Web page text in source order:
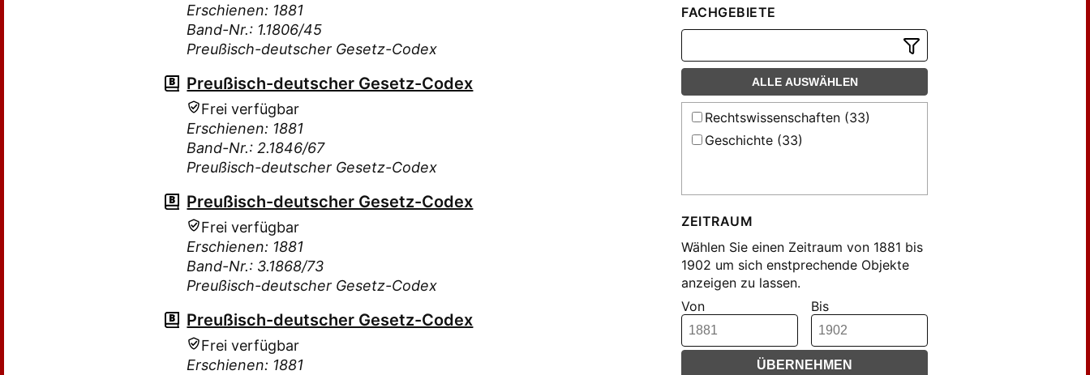
Erschienen: 1881
Band-Nr.: 1.1806/45
Preußisch-deutscher Gesetz-Codex
Preußisch-deutscher Gesetz-Codex
Frei verfügbar
Erschienen: 1881
Band-Nr.: 2.1846/67
Preußisch-deutscher Gesetz-Codex
Preußisch-deutscher Gesetz-Codex
Frei verfügbar
Erschienen: 1881
Band-Nr.: 3.1868/73
Preußisch-deutscher Gesetz-Codex
Preußisch-deutscher Gesetz-Codex
Frei verfügbar
Erschienen: 1881
FACHGEBIETE
ALLE AUSWÄHLEN
Rechtswissenschaften (33)
Geschichte (33)
ZEITRAUM
Wählen Sie einen Zeitraum von 1881 bis
1902 um sich enstprechende Objekte
anzeigen zu lassen.
Von
Bis
ÜBERNEHMEN